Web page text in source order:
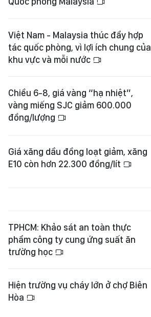
Việt Nam - Malaysia thúc đẩy hợp
tác quốc phòng, vì lợi ích chung của
khu vực và mỗi nước
Chiều 6-8, giá vàng “hạ nhiệt”,
vàng miếng SJC giảm 600.000
đồng/lượng
Giá xăng dầu đồng loạt giảm, xăng
E10 còn hơn 22.300 đồng/lít
TPHCM: Khảo sát an toàn thực
phẩm công ty cung ứng suất ăn
trường học
Hiện trường vụ cháy lớn ở chợ Biên
Hòa